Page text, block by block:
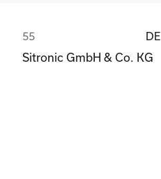
DE
Sitronic GmbH & Co. KG